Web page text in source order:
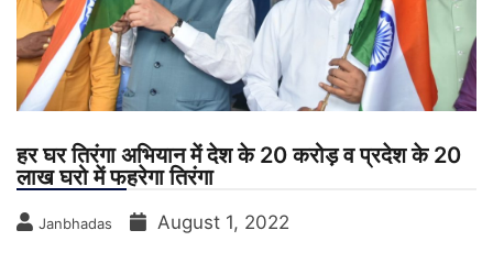
हर घर तिरंगा अभियान में देश के 20 करोड़ व प्रदेश के 20
लाख घरो में फहरेगा तिरंगा
Janbhadas August 1, 2022